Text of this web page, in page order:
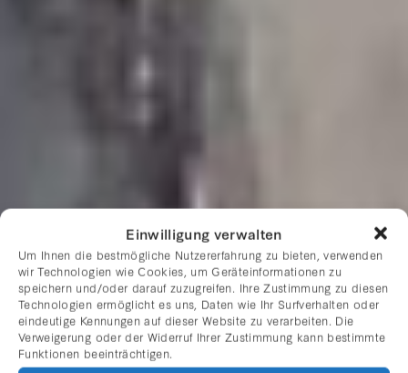
Einwilligung verwalten
Um Ihnen die bestmögliche Nutzererfahrung zu bieten, verwenden
wir Technologien wie Cookies, um Geräteinformationen zu
speichern und/oder darauf zuzugreifen. Ihre Zustimmung zu diesen
Technologien ermöglicht es uns, Daten wie Ihr Surfverhalten oder
eindeutige Kennungen auf dieser Website zu verarbeiten. Die
Verweigerung oder der Widerruf Ihrer Zustimmung kann bestimmte
Funktionen beeinträchtigen.